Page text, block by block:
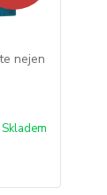
nejen
Skladem